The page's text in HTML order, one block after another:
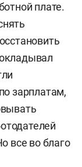
плате.
зарплатам,
все во благо